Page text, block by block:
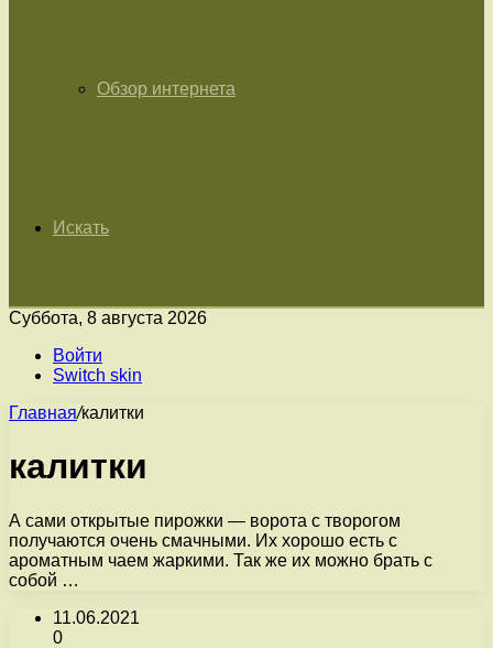
Обзор интернета
Искать
Суббота, 8 августа 2026
Войти
Switch skin
Главная/калитки
калитки
А сами открытые пирожки — ворота с творогом
получаются очень смачными. Их хорошо есть с
ароматным чаем жаркими. Так же их можно брать с
собой …
11.06.2021
0